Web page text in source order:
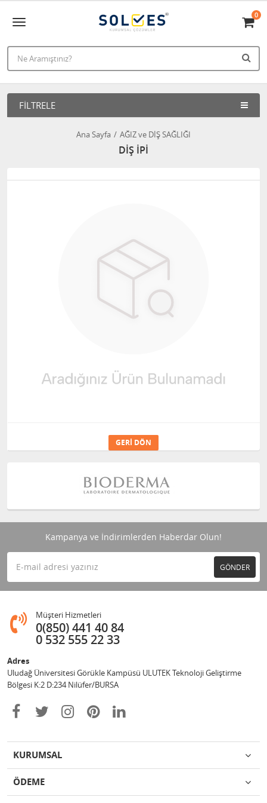
0
FILTRELE
Ana Sayfa AĞIZ ve DİŞ SAĞLIĞI
DİŞ İPİ
GERI DÖN
Kampanya ve İndirimlerden Haberdar Olun!
GÖNDER
Müşteri Hizmetleri
0(850) 441 40 84
0 532 555 22 33
Adres
Uludağ Üniversitesi Görükle Kampüsü ULUTEK Teknoloji Geliştirme
Bölgesi K:2 D:234 Nilüfer/BURSA
KURUMSAL
ÖDEME